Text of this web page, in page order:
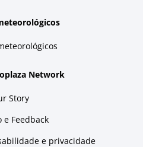
Network
Story
e Feedback
e privacidade